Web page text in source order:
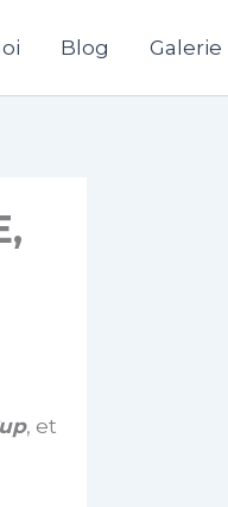
Blog Galerie
, et